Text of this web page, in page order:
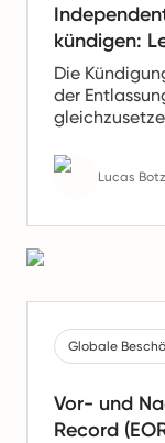
kündigen:
Die
der
unbezahlte
Lucas
Globale
Vor- und
Record